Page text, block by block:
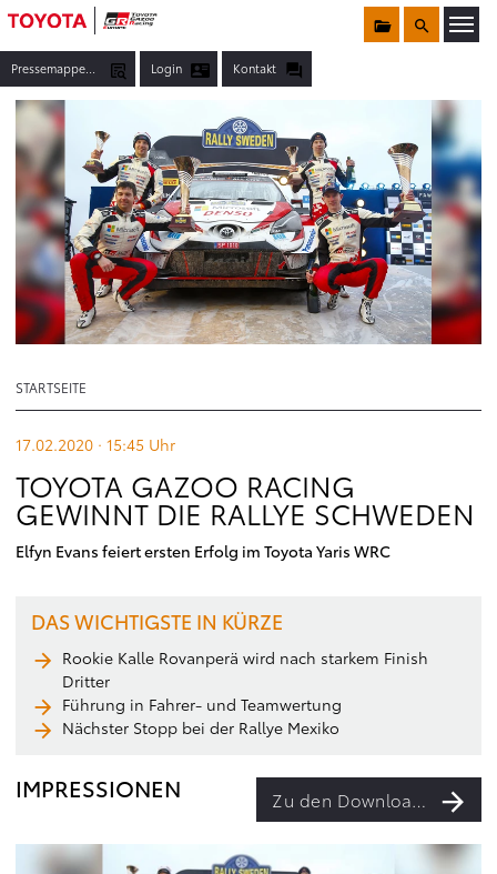
Pressemappen, Fotos & Co. Login Kontakt
Sammelmappe
Suche
STARTSEITE
17.02.2020 · 15:45 Uhr
TOYOTA GAZOO RACING
GEWINNT DIE RALLYE SCHWEDEN
Elfyn Evans feiert ersten Erfolg im Toyota Yaris WRC
DAS WICHTIGSTE IN KÜRZE
Rookie Kalle Rovanperä wird nach starkem Finish
Dritter
Führung in Fahrer- und Teamwertung
Nächster Stopp bei der Rallye Mexiko
IMPRESSIONEN Zu den Downloads